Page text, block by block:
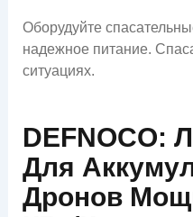
Оборудуйте
надежное питание.
ситуациях.
DEFNOCO:
Для
Дронов